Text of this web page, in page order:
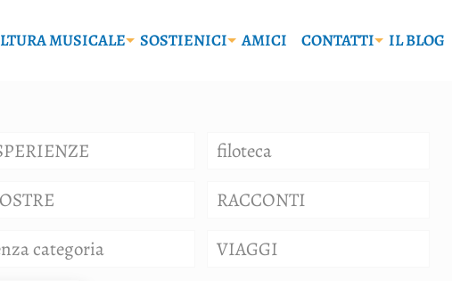
MUSICALE SOSTIENICI AMICI CONTATTI IL BLOG
filoteca
RACCONTI
categoria
VIAGGI